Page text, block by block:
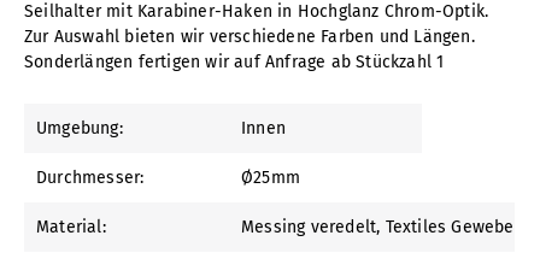
Seilhalter mit Karabiner-Haken in Hochglanz Chrom-Optik.
Zur Auswahl bieten wir verschiedene Farben und Längen.
Sonderlängen fertigen wir auf Anfrage ab Stückzahl 1
Umgebung: Innen
Durchmesser: Ø25mm
Material: Messing veredelt, Textiles Gewebe